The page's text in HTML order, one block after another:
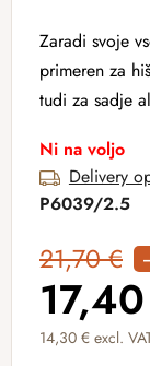
Zaradi svoje
primeren za
tudi za sadje
Ni na voljo
Delivery
P6039/2.5
21,70 €
14,30 € excl.